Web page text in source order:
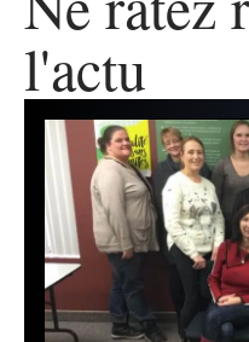
l'actu